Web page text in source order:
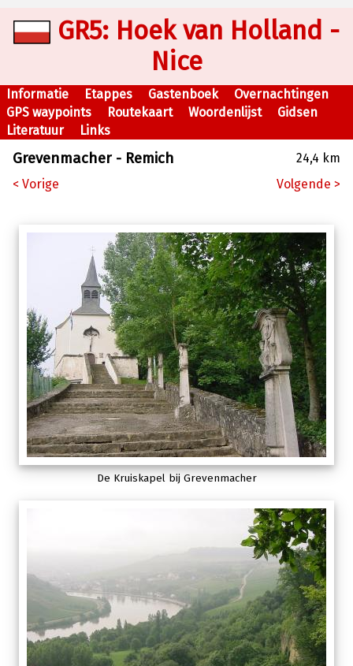
GR5: Hoek van Holland -
Nice
Informatie Etappes Gastenboek
Overnachtingen
GPS waypoints
Routekaart Woordenlijst
Gidsen
Literatuur
Links
Grevenmacher - Remich
24,4 km
< Vorige
Volgende >
De Kruiskapel bij Grevenmacher